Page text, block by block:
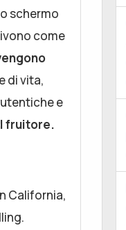
schermo
come
di vita,
e
fruitore.
California,